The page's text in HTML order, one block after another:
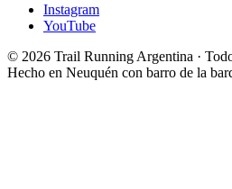
Instagram
YouTube
© 2026 Trail Running Argentina ·
Hecho en Neuquén con barro de la